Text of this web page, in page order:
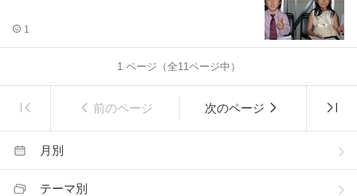
1
1ページ（全11ページ中）
前のページ 次のページ
月別
テーマ別